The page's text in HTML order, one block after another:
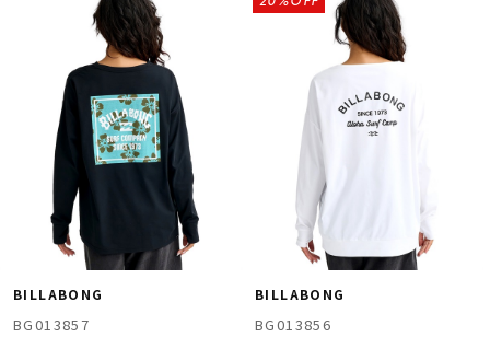
BILLABONG
BG013857
BILLABONG
BG013856